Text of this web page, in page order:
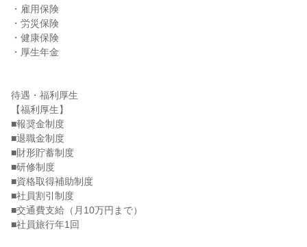
・雇用保険
・労災保険
・健康保険
・厚生年金
待遇・福利厚生
【福利厚生】
■報奨金制度
■退職金制度
■財形貯蓄制度
■研修制度
■資格取得補助制度
■社員割引制度
■交通費支給（月10万円まで）
■社員旅行年1回